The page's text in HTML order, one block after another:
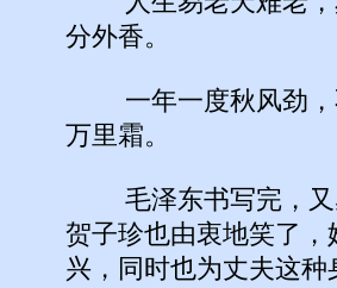
分外香。
一年一度秋风劲，
万里霜。
毛泽东书写完，又
贺子珍也由衷地笑了
兴，同时也为丈夫这